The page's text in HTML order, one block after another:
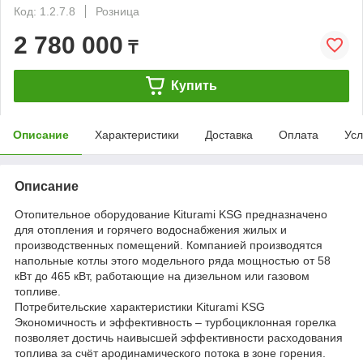
Код: 1.2.7.8
Розница
2 780 000 ₸
Купить
Описание Характеристики Доставка Оплата
Описание
Отопительное оборудование Kiturami KSG предназначено
для отопления и горячего водоснабжения жилых и
производственных помещений. Компанией производятся
напольные котлы этого модельного ряда мощностью от 58
кВт до 465 кВт, работающие на дизельном или газовом
топливе.
Потребительские характеристики Kiturami KSG
Экономичность и эффективность – турбоциклонная горелка
позволяет достичь наивысшей эффективности расходования
топлива за счёт ародинамического потока в зоне горения.